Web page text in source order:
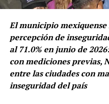
PORFIRIO DÍAZ
RACIEL
A CONTINUACIÓN
Impulsa Raciel Pérez el
Tlalnepantla
NO TE LO PIERDAS
Santa Catarina, pionero en
León: Jesús Nava
transitan por la zona.
El municipio
percepción de
al 71.0% en junio de
con mediciones previas,
entre las ciudades con
inseguridad del país